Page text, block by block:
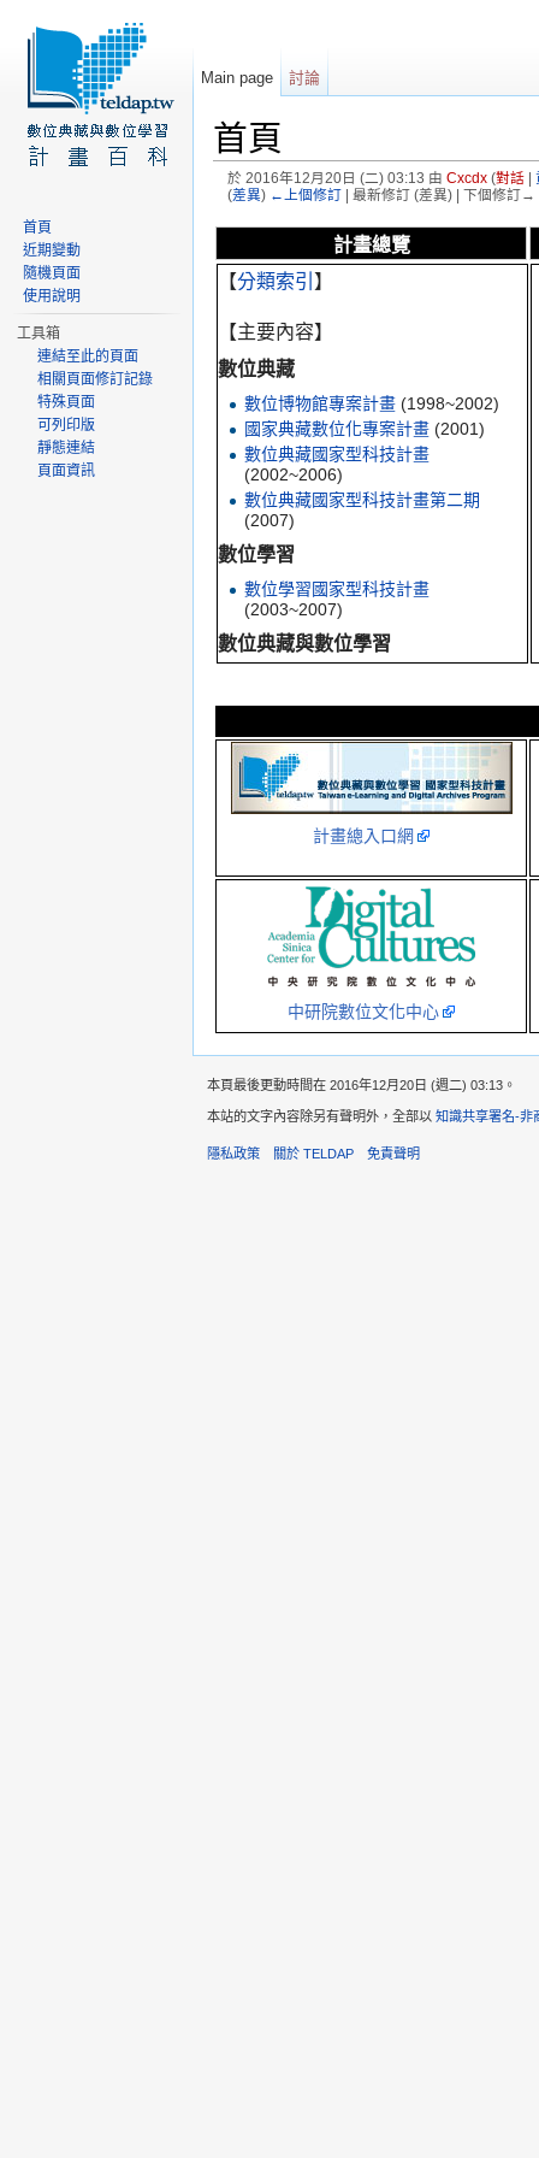
首頁
於 2016年12月20日 (二) 03:13 由 Cxcdx(對話|
(差異) ←上個修訂| 最新修訂 (差異) | 下個修訂→
計畫總覽
【分類索引 】
【主要內容】
數位典藏
數位博物館專案計畫 (1998~2002)
國家典藏數位化專案計畫 (2001)
數位典藏國家型科技計畫
(2002~2006)
數位典藏國家型科技計畫第二期
(2007)
數位學習
數位學習國家型科技計畫
(2003~2007)
數位典藏與數位學習
計畫總入口網
中研院數位文化中心
Main page 討論
首頁
近期變動
隨機頁面
使用說明
工具箱
連結至此的頁面
相關頁面修訂記錄
特殊頁面
可列印版
靜態連結
頁面資訊
本頁最後更動時間在 2016年12月20日 (週二) 03:13。
本站的文字內容除另有聲明外，全部以 知識共享署名-非
隱私政策 關於 TELDAP 免責聲明